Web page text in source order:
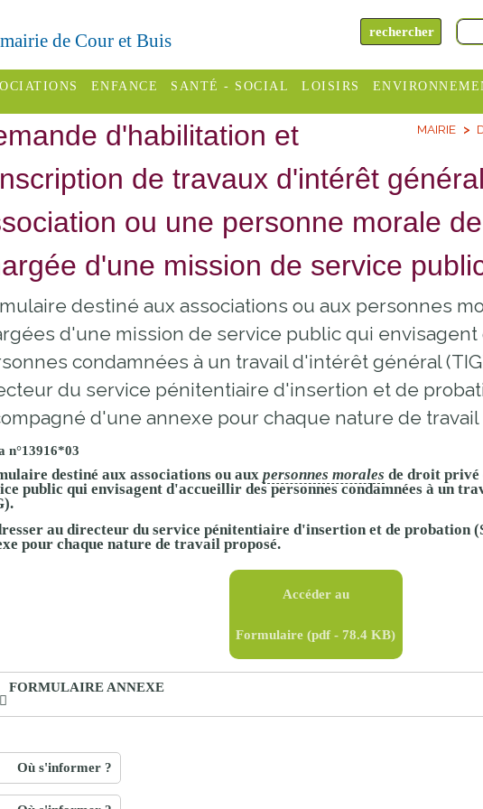
de Cour et Buis
des
Varèze
ENFANCE
Assistantes
assistante
enfance
Etablissements
scolaires
publics
Établissements
privés
SANTÉ - SOCIAL
Centres
CCAS
Départemental
Le SSIAD
Rivières
LOISIRS
de
Piscines
Sélection
d'activité
proches de
Buis
découvrir
s'amuser
Horaires
Redevance
incitative
SITCOM
MAIRIE
d'habilitation et
de travaux d'intérêt
ou une personne morale
d'une mission de service
destiné aux associations ou aux personnes
d'une mission de service public qui
condamnées à un travail d'intérêt général
du service pénitentiaire d'insertion et de
d'une annexe pour chaque nature de travail
n°13916*03
destiné aux associations ou aux personnes morales de droit privé
public qui envisagent d'accueillir des personnes condamnées à un
au directeur du service pénitentiaire d'insertion et de probation
pour chaque nature de travail proposé.
Accéder au
Formulaire (pdf - 78.4 KB)
FORMULAIRE ANNEXE
Où s'informer ?